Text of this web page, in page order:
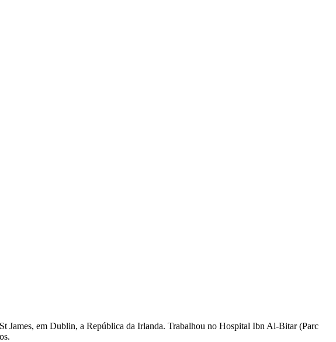
James, em Dublin, a República da Irlanda. Trabalhou no Hospital Ibn Al-Bitar (Parc